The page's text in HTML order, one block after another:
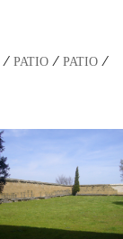
/ PATIO / PATIO /